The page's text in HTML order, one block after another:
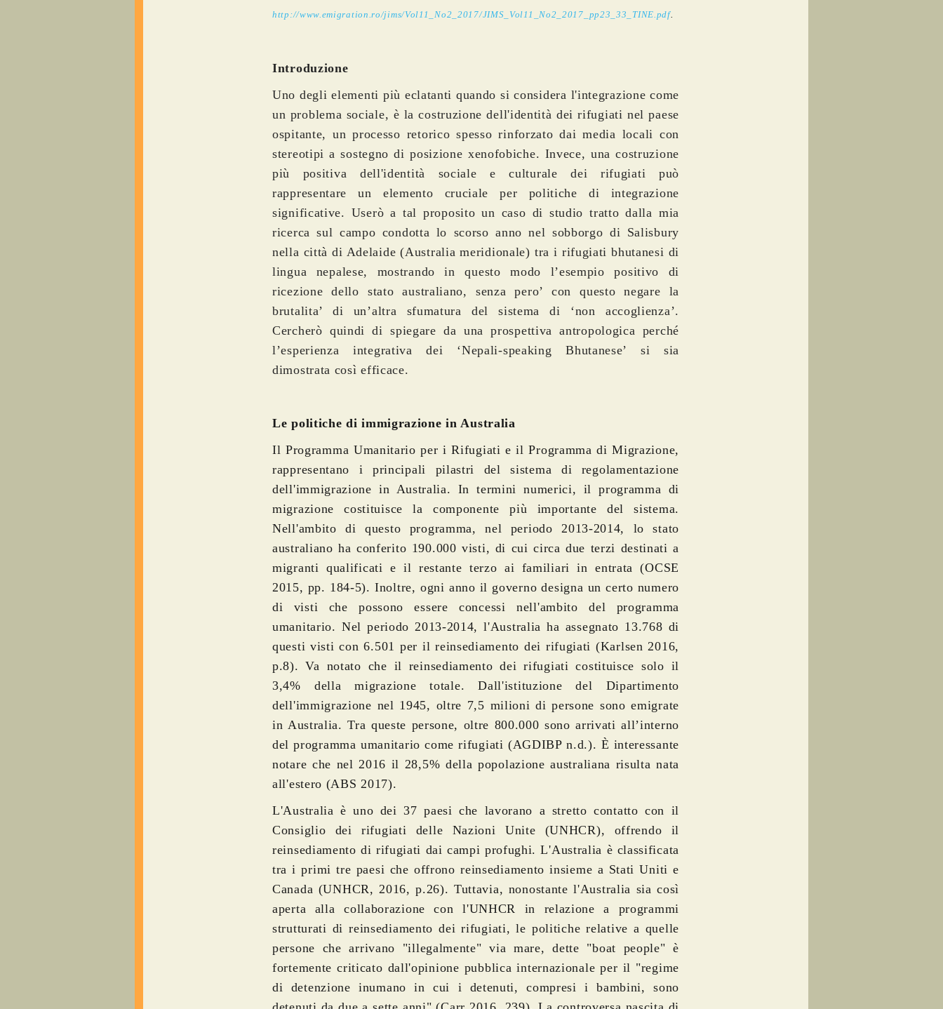
http://www.emigration.ro/jims/Vol11_No2_2017/JIMS_Vol11_No2_2017_pp23_33_TINE.pdf.
Introduzione
Uno degli elementi più eclatanti quando si considera l'integrazione come
un problema sociale, è la costruzione dell'identità dei rifugiati nel paese
ospitante, un processo retorico spesso rinforzato dai media locali con
stereotipi a sostegno di posizione xenofobiche. Invece, una costruzione
più positiva dell'identità sociale e culturale dei rifugiati può
rappresentare un elemento cruciale per politiche di integrazione
significative. Userò a tal proposito un caso di studio tratto dalla mia
ricerca sul campo condotta lo scorso anno nel sobborgo di Salisbury
nella città di Adelaide (Australia meridionale) tra i rifugiati bhutanesi di
lingua nepalese, mostrando in questo modo l’esempio positivo di
ricezione dello stato australiano, senza pero’ con questo negare la
brutalita’ di un’altra sfumatura del sistema di ‘non accoglienza’.
Cercherò quindi di spiegare da una prospettiva antropologica perché
l’esperienza integrativa dei ‘Nepali-speaking Bhutanese’ si sia
dimostrata così efficace.
Le politiche di immigrazione in Australia
Il Programma Umanitario per i Rifugiati e il Programma di Migrazione,
rappresentano i principali pilastri del sistema di regolamentazione
dell'immigrazione in Australia. In termini numerici, il programma di
migrazione costituisce la componente più importante del sistema.
Nell'ambito di questo programma, nel periodo 2013-2014, lo stato
australiano ha conferito 190.000 visti, di cui circa due terzi destinati a
migranti qualificati e il restante terzo ai familiari in entrata (OCSE
2015, pp. 184-5). Inoltre, ogni anno il governo designa un certo numero
di visti che possono essere concessi nell'ambito del programma
umanitario. Nel periodo 2013-2014, l'Australia ha assegnato 13.768 di
questi visti con 6.501 per il reinsediamento dei rifugiati (Karlsen 2016,
p.8). Va notato che il reinsediamento dei rifugiati costituisce solo il
3,4% della migrazione totale. Dall'istituzione del Dipartimento
dell'immigrazione nel 1945, oltre 7,5 milioni di persone sono emigrate
in Australia. Tra queste persone, oltre 800.000 sono arrivati ​​all’interno
del programma umanitario come rifugiati (AGDIBP n.d.). È interessante
notare che nel 2016 il 28,5% della popolazione australiana risulta nata
all'estero (ABS 2017).
L'Australia è uno dei 37 paesi che lavorano a stretto contatto con il
Consiglio dei rifugiati delle Nazioni Unite (UNHCR), offrendo il
reinsediamento di rifugiati dai campi profughi. L'Australia è classificata
tra i primi tre paesi che offrono reinsediamento insieme a Stati Uniti e
Canada (UNHCR, 2016, p.26). Tuttavia, nonostante l'Australia sia così
aperta alla collaborazione con l'UNHCR in relazione a programmi
strutturati di reinsediamento dei rifugiati, le politiche relative a quelle
persone che arrivano "illegalmente" via mare, dette "boat people" è
fortemente criticato dall'opinione pubblica internazionale per il "regime
di detenzione inumano in cui i detenuti, compresi i bambini, sono